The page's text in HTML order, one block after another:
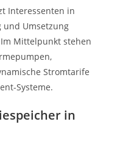
Interessenten in
und Umsetzung
Mittelpunkt stehen
Stromtarife
Systeme.
in